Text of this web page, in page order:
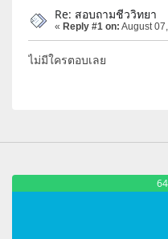
Re: สอบถามชีววิทยา
« Reply #1 on: August
ไม่มีใครตอบเลย